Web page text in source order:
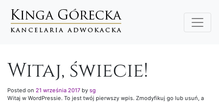
Main Navigation
Witaj, świecie!
Posted on 21 września 2017 by sg
Witaj w WordPressie. To jest twój pierwszy wpis. Zmodyfikuj go lub usuń, a